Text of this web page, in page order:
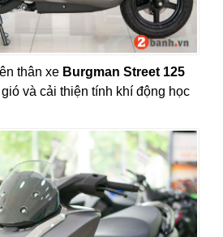
thân xe Burgman Street 125
và cải thiện tính khí động học